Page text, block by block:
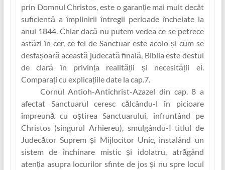
prin Domnul Christos, este o garanț‏ie mai mult decât
suficientă a împlinirii întregii perioade încheiate la
anul 1844. Chiar dacă nu putem vedea ce se petrece
astăzi în cer, ce fel de Sanctuar este acolo și cum se
desfașoară această judecată finală, Biblia este destul
de clară în privinț‏a realităț‏ii și necesităț‏ii ei.
Compara‏ți cu explica‏țiile date la cap.7.
Cornul Antioh-Antichrist-Azazel din cap. 8 a
afectat Sanctuarul ceresc călcându-l în picioare
împreună cu oștirea Sanctuarului, înfruntând pe
Christos (singurul Arhiereu), smulgându-I titlul de
Judecător Suprem și Mijlocitor Unic, instalând un
sistem de închinare mistic și idolatru, atrăgând
aten‏ția asupra locurilor sfinte de jos și nu spre locul